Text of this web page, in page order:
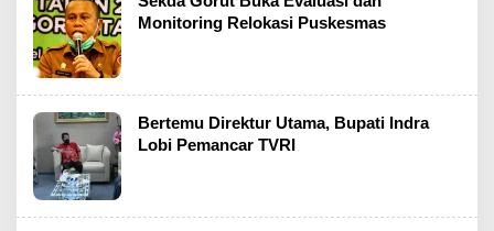
Monitoring Relokasi Puskesmas
Bertemu Direktur Utama, Bupati Indra
Lobi Pemancar TVRI